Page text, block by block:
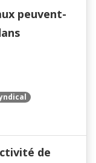
peuvent-
de